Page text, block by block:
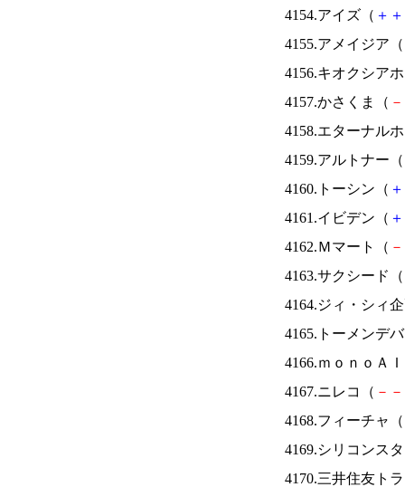
4154.アイズ（ ＋ ＋
4155.アメイジア（
4156.キオクシア
4157.かさくま（ －
4158.エターナル
4159.アルトナー（
4160.トーシン（ ＋
4161.イビデン（ ＋
4162.Ｍマート（ －
4163.サクシード（
4164.ジィ・シィ
4165.トーメンデ
4166.ｍｏｎｏＡ
4167.ニレコ（ － －
4168.フィーチャ（
4169.シリコンス
4170.三井住友ト